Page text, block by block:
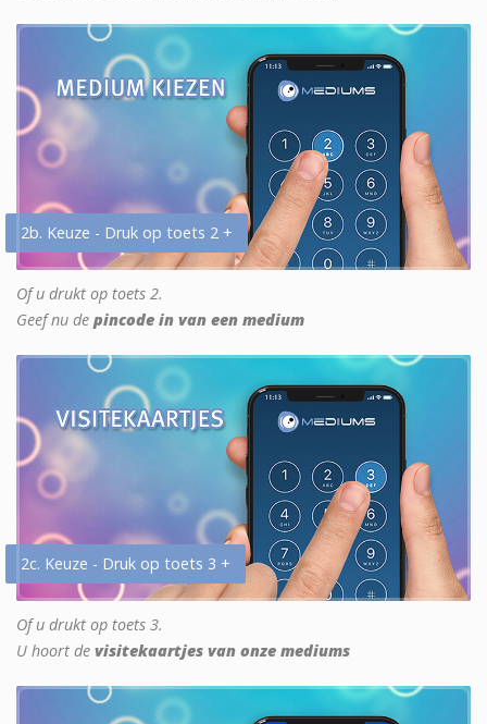
2b. Keuze - Druk op toets 2 +
Of u drukt op toets 2.
Geef nu de pincode in van een medium
2c. Keuze - Druk op toets 3 +
Of u drukt op toets 3.
U hoort de visitekaartjes van onze mediums